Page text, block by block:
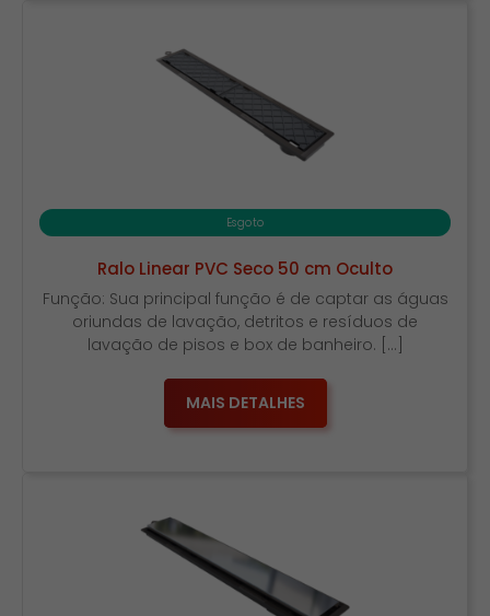
Esgoto
Ralo Linear PVC Seco 50 cm Oculto
Função: Sua principal função é de captar as águas
oriundas de lavação, detritos e resíduos de
lavação de pisos e box de banheiro. […]
MAIS DETALHES